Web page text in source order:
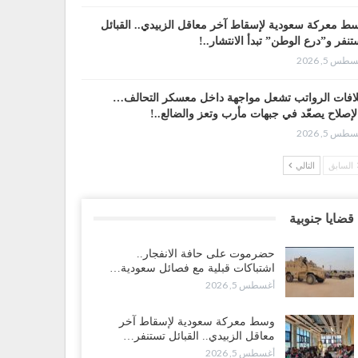
معركة سعودية لإسقاط آخر معاقل الزبيدي.. القبائل
و”درع الوطن” تبدأ الانتشار..!
5, 2026
الرواتب تشعل مواجهة داخل معسكر التحالف…
يصعّد في جبهات مأرب وتعز والضالع..!
5, 2026
تُصعّد الحصار على اليمنيين.. وقرار بحرمان طلاب
على ملفات المال والنفط..!
5, 2026
الحظر البحري يعيد رسم خرائط الشحن إلى
ناقلات النفط تلتف حول أفريقيا وسفن تعلن: “لا
شحنة…
السابق التالي
قضايا جنوبية
حضرموت على حافة الانفجار..
اشتباكات قبلية مع فصائل سعودية…
أغسطس 5, 2026
وسط معركة سعودية لإسقاط آخر
معاقل الزبيدي.. القبائل تستنفر…
أغسطس 5, 2026